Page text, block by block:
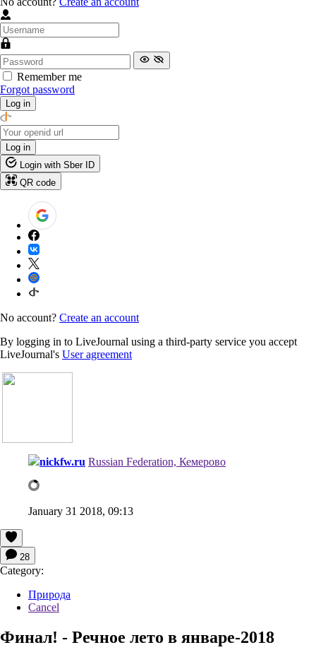
Remember me
Forgot password
Log in
Log in
Login with Sber ID
QR code
No account? Create an account
By logging in to LiveJournal using a third-party service you accept
LiveJournal's User agreement
nickfw.ru Russian Federation, Кемерово
January 31 2018, 09:13
28
Category:
Природа
Cancel
Финал! - Речное лето в январе-2018